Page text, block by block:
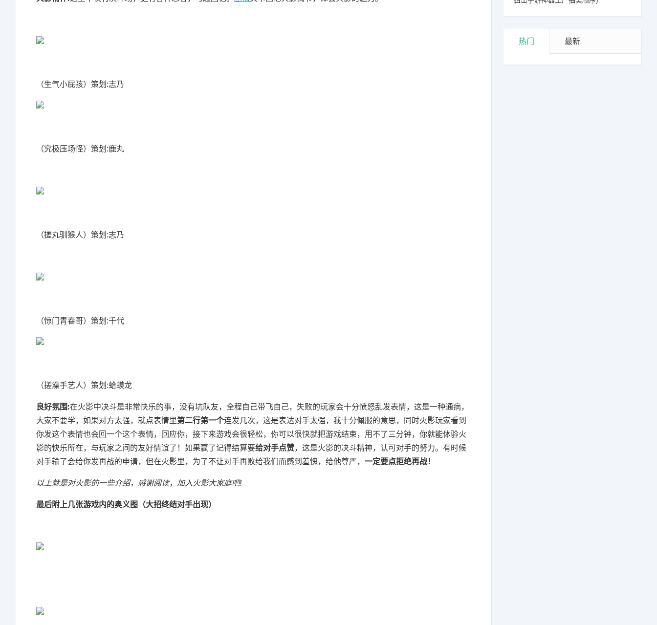
（生气小屁孩）策划:志乃
（究极压场怪）策划:鹿丸
（搓丸驯猴人）策划:志乃
（惊门青春哥）策划:千代
（搓澡手艺人）策划:蛤蟆龙
良好氛围:在火影中决斗是非常快乐的事，没有坑队友，全程自己带飞自己，失败的玩家会十分愤怒乱发表情，这是一种通病，
大家不要学，如果对方太强，就点表情里第二行第一个连发几次，这是表达对手太强，我十分佩服的意思，同时火影玩家看到
你发这个表情也会回一个这个表情，回应你，接下来游戏会很轻松，你可以很快就把游戏结束，用不了三分钟，你就能体验火
影的快乐所在，与玩家之间的友好情谊了！如果赢了记得结算要给对手点赞，这是火影的决斗精神，认可对手的努力。有时候
对手输了会给你发再战的申请，但在火影里，为了不让对手再败给我们而感到羞愧，给他尊严， 一定要点拒绝再战！
以上就是对火影的一些介绍，感谢阅读，加入火影大家庭吧!
最后附上几张游戏内的奥义图（大招终结对手出现）
热门 最新